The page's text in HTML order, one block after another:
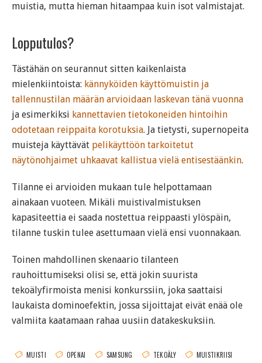
muistia, mutta hieman hitaampaa kuin isot valmistajat.
Lopputulos?
Tästähän on seurannut sitten kaikenlaista
mielenkiintoista: kännyköiden käyttömuistin ja
tallennustilan määrän arvioidaan laskevan tänä vuonna
ja esimerkiksi kannettavien tietokoneiden hintoihin
odotetaan reippaita korotuksia. Ja tietysti, supernopeita
muisteja käyttävät pelikäyttöön tarkoitetut
näytönohjaimet uhkaavat kallistua vielä entisestäänkin.
Tilanne ei arvioiden mukaan tule helpottamaan
ainakaan vuoteen. Mikäli muistivalmistuksen
kapasiteettia ei saada nostettua reippaasti ylöspäin,
tilanne tuskin tulee asettumaan vielä ensi vuonnakaan.
Toinen mahdollinen skenaario tilanteen
rauhoittumiseksi olisi se, että jokin suurista
tekoälyfirmoista menisi konkurssiin, joka saattaisi
laukaista dominoefektin, jossa sijoittajat eivät enää ole
valmiita kaatamaan rahaa uusiin datakeskuksiin.
MUISTI OPENAI SAMSUNG TEKOÄLY
MUISTIKRIISI